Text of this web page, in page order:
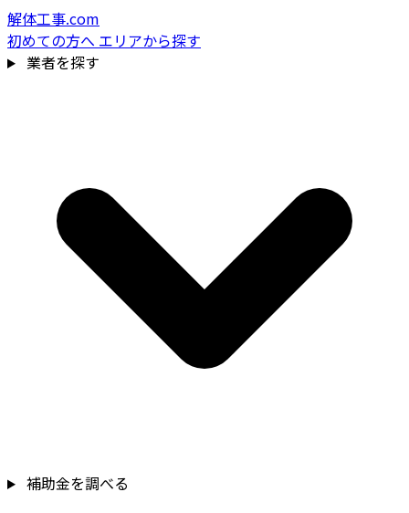
解体工事.com
初めての方へ エリアから探す
業者を探す
補助金を調べる